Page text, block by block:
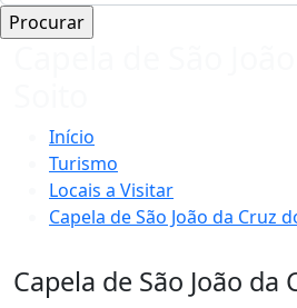
Início
Turismo
Locais a Visitar
Capela de São João da Cruz
Capela de São João da